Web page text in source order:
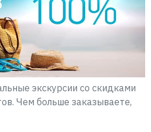
экскурсии со скидками
Чем больше заказываете,